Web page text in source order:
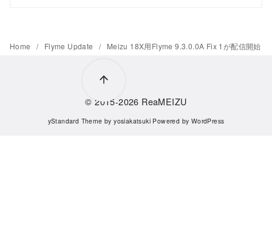
Home Flyme Update Meizu 18X用Flyme 9.3.0.0A Fix 1が配信開始
© 2015-2026 ReaMEIZU
yStandard Theme byyosiakatsuki Powered by WordPress